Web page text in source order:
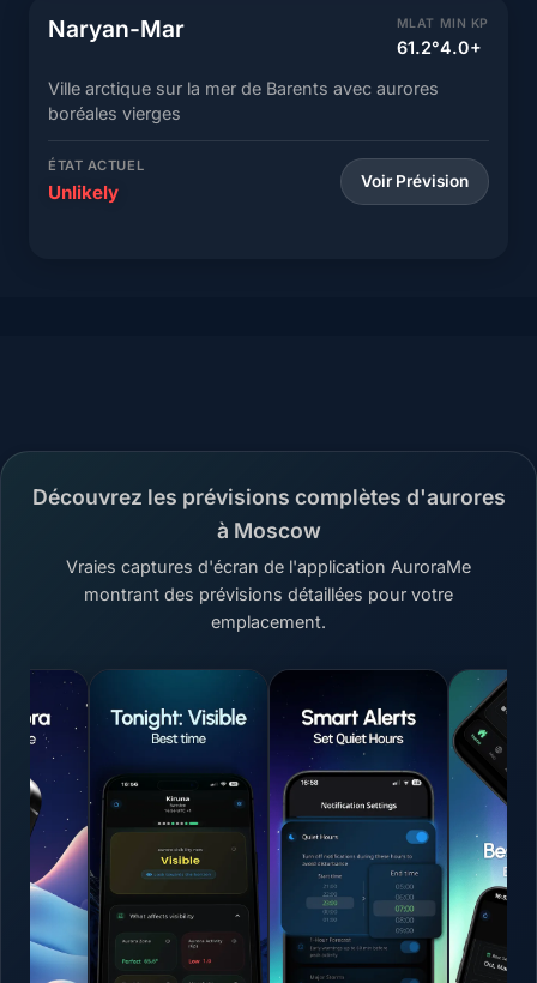
Naryan-Mar MLAT
61.2°
MIN KP
4.0+
Ville arctique sur la mer de Barents avec aurores
boréales vierges
ÉTAT ACTUEL
Unlikely Voir Prévision
Découvrez les prévisions complètes d'aurores
à Moscow
Vraies captures d'écran de l'application AuroraMe
montrant des prévisions détaillées pour votre
emplacement.